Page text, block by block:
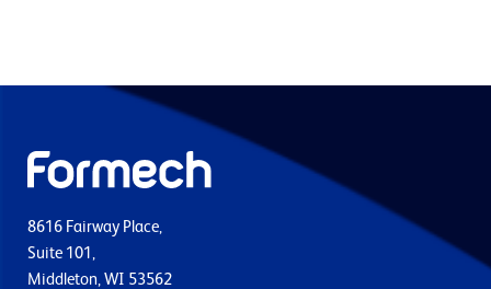
8616 Fairway Place,
Suite 101,
Middleton, WI 53562